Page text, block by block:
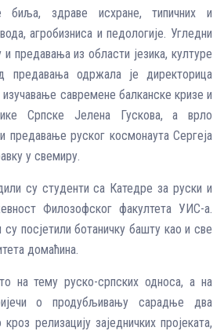
биља, здраве исхране, типичних и
агробизниса и педологије. Угледни
предавања из области језика, културе
предавања одржала је директорица
савремене балканске кризе и
Српске Јелена Гускова, а врло
предавање руског космонаута Сергеја
у свемиру.
су студенти са Катедре за руски и
Филозофског факултета УИС-а.
посјетили ботаничку башту као и све
домаћина.
на тему руско-српских односа, а на
о продубљивању сарадње два
релизацију заједничких пројеката,